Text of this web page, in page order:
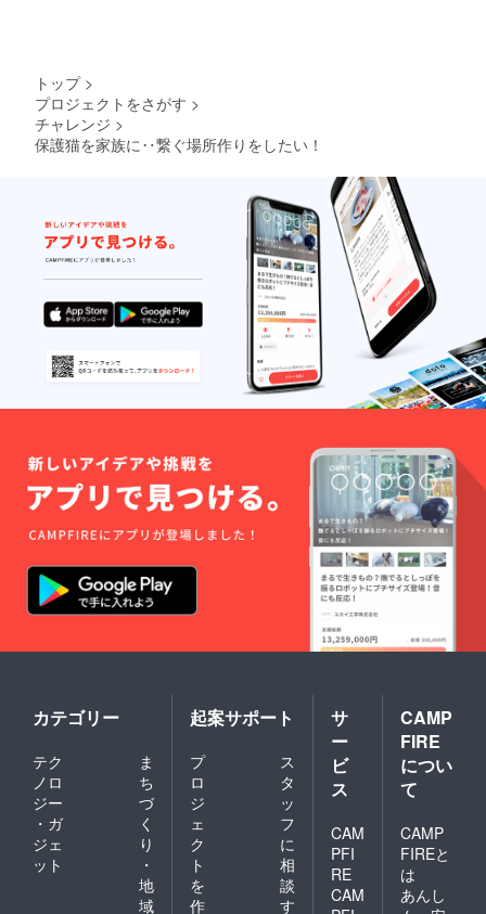
トップ >
プロジェクトをさがす >
チャレンジ >
保護猫を家族に‥繋ぐ場所作りをしたい！
カテゴリー
テク
ノロ
ジー
・ガ
ジェ
ット
ま
ち
づ
く
り
・
地
域
起案サポート
プ
ロ
ジ
ェ
ク
ト
を
作
ス
タ
ッ
フ
に
相
談
す
サ
ー
ビ
ス
CAM
PFI
RE
CAM
CAMP
FIRE
につい
て
CAMP
FIREと
は
あんし